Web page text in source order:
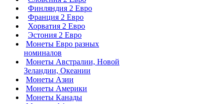
Финляндия 2 Евро
Франция 2 Евро
Хорватия 2 Евро
Эстония 2 Евро
Монеты Евро разных
номиналов
Монеты Австралии, Новой
Зеландии, Океании
Монеты Азии
Монеты Америки
Монеты Канады